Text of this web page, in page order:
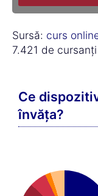
Sursă: curs
7.421 de
Ce
învăța?